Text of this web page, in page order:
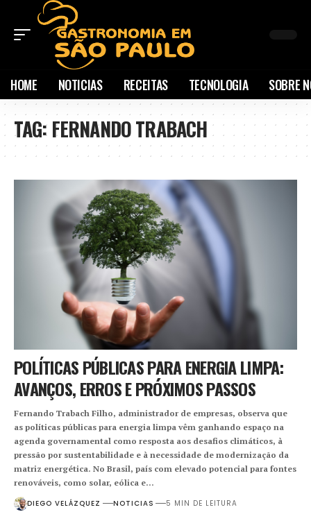
HOME NOTICIAS RECEITAS TECNOLOGIA SOBRE
TAG:FERNANDO TRABACH
POLÍTICAS PÚBLICAS PARA ENERGIA LIMPA:
AVANÇOS, ERROS E PRÓXIMOS PASSOS
Fernando Trabach Filho, administrador de empresas, observa que
as políticas públicas para energia limpa vêm ganhando espaço na
agenda governamental como resposta aos desafios climáticos, à
pressão por sustentabilidade e à necessidade de modernização da
matriz energética. No Brasil, país com elevado potencial para fontes
renováveis, como solar, eólica e…
DIEGO VELÁZQUEZ NOTICIAS 5 MIN DE LEITURA